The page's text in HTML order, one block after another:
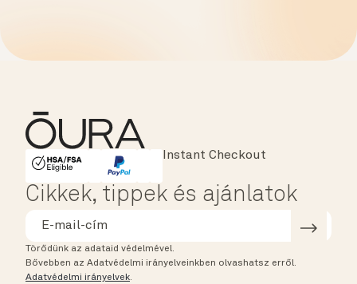
HSA/FSA Eligible
Affirm
Instant Checkout
Cikkek, tippek és ajánlatok
Törődünk az adataid védelmével.
Bővebben az Adatvédelmi irányelveinkben olvashatsz erről.
Adatvédelmi irányelvek.